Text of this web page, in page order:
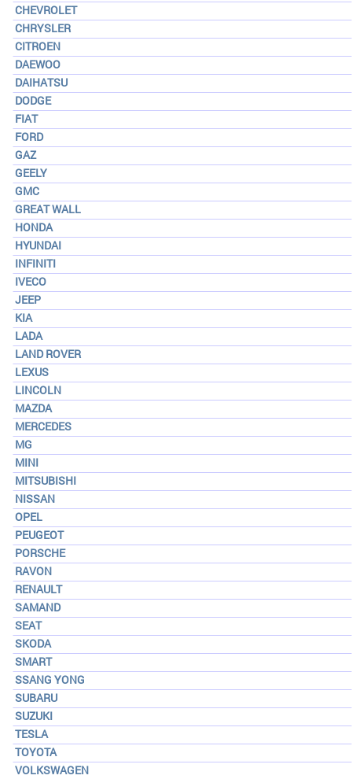
CHEVROLET
CHRYSLER
CITROEN
DAEWOO
DAIHATSU
DODGE
FIAT
FORD
GAZ
GEELY
GMC
GREAT WALL
HONDA
HYUNDAI
INFINITI
IVECO
JEEP
KIA
LADA
LAND ROVER
LEXUS
LINCOLN
MAZDA
MERCEDES
MG
MINI
MITSUBISHI
NISSAN
OPEL
PEUGEOT
PORSCHE
RAVON
RENAULT
SAMAND
SEAT
SKODA
SMART
SSANG YONG
SUBARU
SUZUKI
TESLA
TOYOTA
VOLKSWAGEN